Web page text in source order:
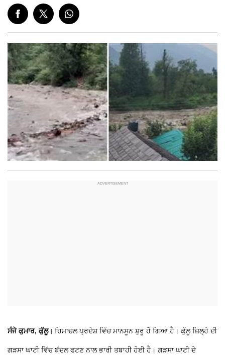
ਸੰਜੇ ਕੁਮਾਰ, ਕੁੱਲੂ। ਹਿਮਾਚਲ ਪ੍ਰਦੇਸ਼ ਵਿੱਚ ਮਾਨਸੂਨ ਸ਼ੁਰੂ ਹੋ ਗਿਆ ਹੈ। ਕੁੱਲੂ ਜ਼ਿਲ੍ਹੇ ਦੀ
ਗੜਸਾ ਘਾਟੀ ਵਿੱਚ ਬੱਦਲ ਫਟਣ ਨਾਲ ਭਾਰੀ ਤਬਾਹੀ ਹੋਈ ਹੈ। ਗੜਸਾ ਘਾਟੀ ਦੇ